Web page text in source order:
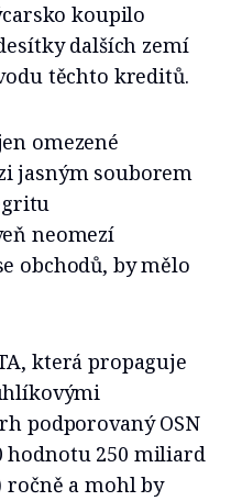
koupilo
dalších zemí
těchto kreditů.
omezené
jasným souborem
neomezí
obchodů, by mělo
která propaguje
podporovaný OSN
hodnotu 250 miliard
a mohl by